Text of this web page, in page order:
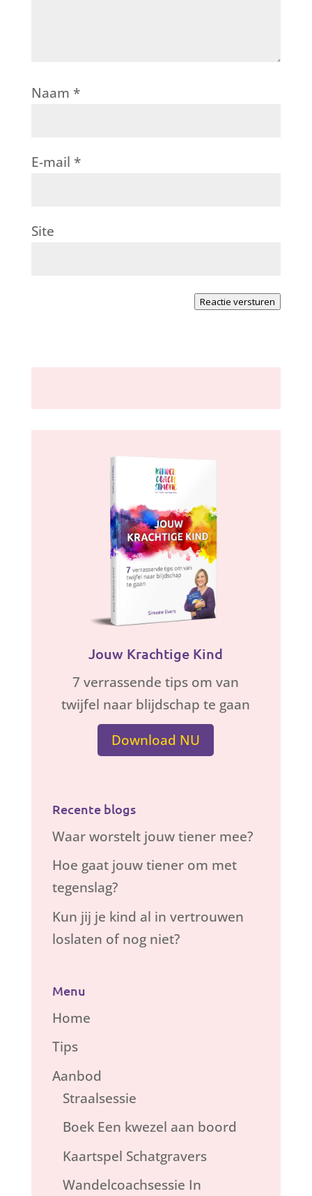
Naam *
E-mail *
Site
Reactie versturen
Jouw Krachtige Kind
7 verrassende tips om van
twijfel naar blijdschap te gaan
Download NU
Recente blogs
Waar worstelt jouw tiener mee?
Hoe gaat jouw tiener om met
tegenslag?
Kun jij je kind al in vertrouwen
loslaten of nog niet?
Menu
Home
Tips
Aanbod
Straalsessie
Boek Een kwezel aan boord
Kaartspel Schatgravers
Wandelcoachsessie In